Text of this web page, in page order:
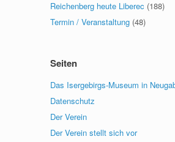
Reichenberg heute Liberec (188)
Termin / Veranstaltung (48)
Seiten
Das Isergebirgs-Museum in
Datenschutz
Der Verein
Der Verein stellt sich vor